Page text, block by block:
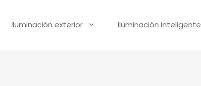
Iluminación exterior Iluminación Inteligente